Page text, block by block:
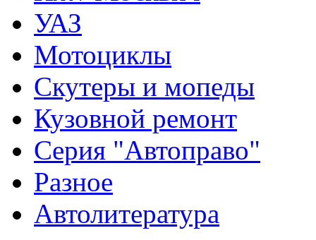
УАЗ
Мотоциклы
Скутеры и мопеды
Кузовной ремонт
Серия "Автоправо"
Разное
Автолитература